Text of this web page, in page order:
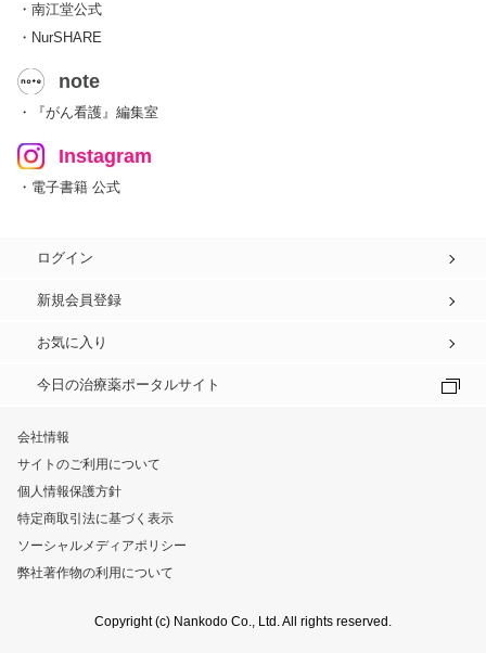
・南江堂公式
・NurSHARE
note
・『がん看護』編集室
Instagram
・電子書籍 公式
ログイン
新規会員登録
お気に入り
今日の治療薬ポータルサイト
会社情報
サイトのご利用について
個人情報保護方針
特定商取引法に基づく表示
ソーシャルメディアポリシー
弊社著作物の利用について
Copyright (c) Nankodo Co., Ltd. All rights reserved.